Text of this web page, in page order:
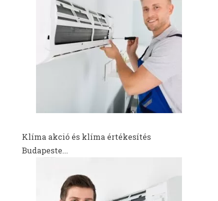
Klíma akció és klíma értékesítés
Budapeste...